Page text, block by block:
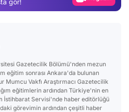
gör!
Gazetecilik Bölümü'nden mezun
eğitim sonrası Ankara'da bulunan
Mumcu Vakfı Araştırmacı Gazetecilik
eğitimlerin ardından Türkiye'nin en
İstihbarat Servisi'nde haber editörlüğü
görevimin ardından çeşitli haber